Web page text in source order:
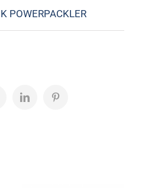
POWERPACKLER
LinkedInPinterest